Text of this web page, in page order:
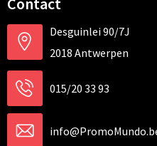
Desguinlei 90/7J
2018 Antwerpen
015/20 33 93